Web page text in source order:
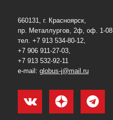
660131, г. Красноярск,
пр. Металлургов, 2ф, оф. 1-08
тел. +7 913 534-80-12,
+7 906 911-27-03,
+7 913 532-92-11
e-mail: globus-j@mail.ru